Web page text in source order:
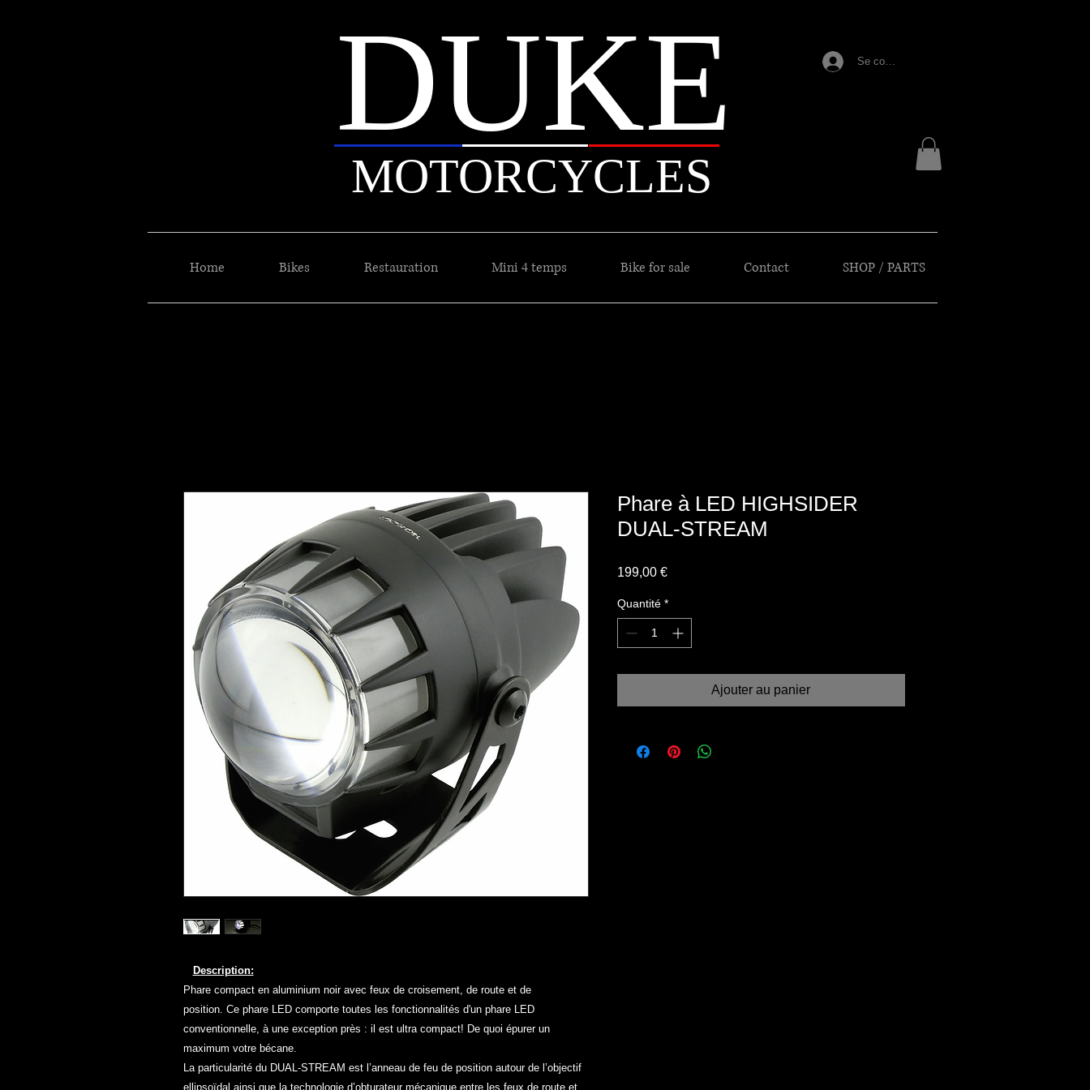
DUKE
Home Bikes Restauration Mini 4 temps Bike for sale Contact SHOP / PARTS
MOTORCYCLES
Se connecter
Description:
Phare compact en aluminium noir avec feux de croisement, de route et de
position. Ce phare LED comporte toutes les fonctionnalités d'un phare LED
conventionnelle, à une exception près : il est ultra compact! De quoi épurer un
maximum votre bécane.
La particularité du DUAL-STREAM est l’anneau de feu de position autour de l’objectif
ellipsoïdal ainsi que la technologie d’obturateur mécanique entre les feux de route et
Phare à LED HIGHSIDER
DUAL-STREAM
199,00 €Prix
Quantité *
Ajouter au panier